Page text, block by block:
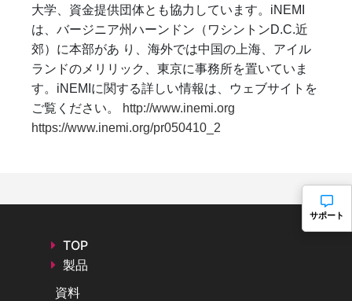
大学、資金提供団体とも協力しています。iNEMI
は、バージニア州ハーンドン（ワシントンD.C.近
郊）に本部があ り、海外では中国の上海、アイル
ランドのメリリック、東京に事務所を置いていま
す。iNEMIに関する詳しい情報は、ウェブサイトを
ご覧ください。
http://www.inemi.org
https://www.inemi.org/pr050410_2
TOP
製品
資料
サポート